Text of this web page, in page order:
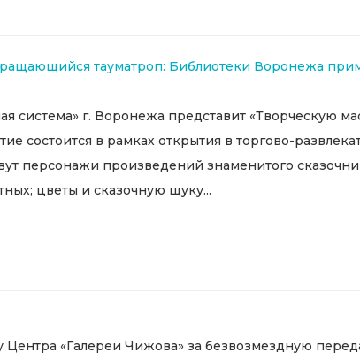
тауматроп: Библиотеки Воронежа
система» г. Воронежа представит «Творческую
состоится в рамках открытия в торгово-
персонажи произведений знаменитого
цветы и сказочную щуку...
«Галереи Чижова» за безвозмездную